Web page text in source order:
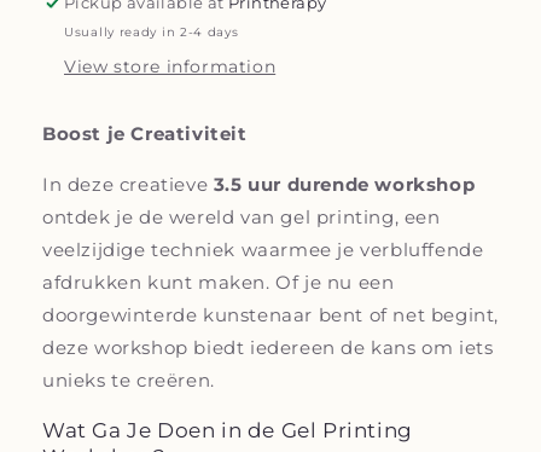
Usually ready in 2-4 days
View store information
Boost je Creativiteit
In deze creatieve 3.5 uur durende workshop
ontdek je de wereld van gel printing, een
veelzijdige techniek waarmee je verbluffende
afdrukken kunt maken. Of je nu een
doorgewinterde kunstenaar bent of net begint,
deze workshop biedt iedereen de kans om iets
unieks te creëren.
Wat Ga Je Doen in de Gel Printing